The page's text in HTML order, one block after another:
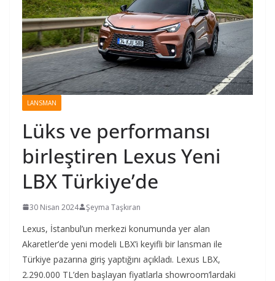
LANSMAN
Lüks ve performansı
birleştiren Lexus Yeni
LBX Türkiye’de
30 Nisan 2024 Şeyma Taşkıran
Lexus, İstanbul’un merkezi konumunda yer alan
Akaretler’de yeni modeli LBX’i keyifli bir lansman ile
Türkiye pazarına giriş yaptığını açıkladı. Lexus LBX,
2.290.000 TL’den başlayan fiyatlarla showroom’lardaki